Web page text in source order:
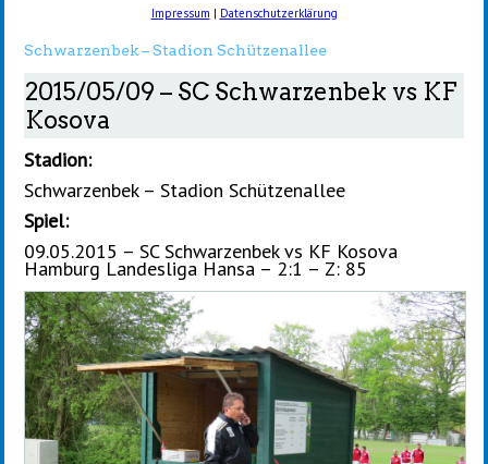
Impressum | Datenschutzerklärung
Schwarzenbek – Stadion Schützenallee
2015/05/09 – SC Schwarzenbek vs KF
Kosova
Stadion:
Schwarzenbek – Stadion Schützenallee
Spiel:
09.05.2015 – SC Schwarzenbek vs KF Kosova
Hamburg Landesliga Hansa – 2:1 – Z: 85